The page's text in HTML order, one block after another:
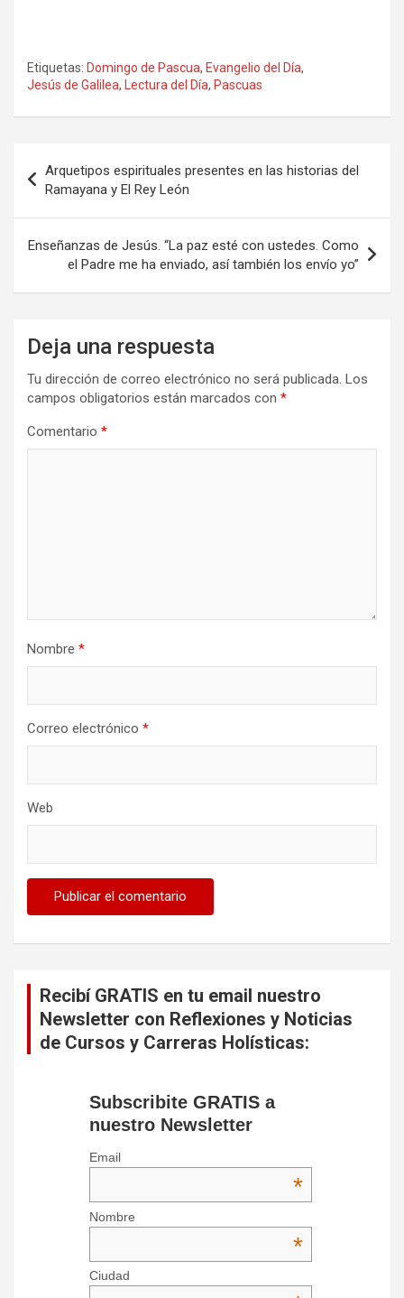
Etiquetas: Domingo de Pascua, Evangelio del Día,
Jesús de Galilea, Lectura del Día, Pascuas
de
entradas
Arquetipos espirituales presentes en las historias del
Ramayana y El Rey León
Enseñanzas de Jesús. “La paz esté con ustedes. Como
el Padre me ha enviado, así también los envío yo”
Deja una respuesta
Tu dirección de correo electrónico no será publicada. Los
campos obligatorios están marcados con *
Comentario *
Nombre *
Correo electrónico *
Web
Recibí GRATIS en tu email nuestro
Newsletter con Reflexiones y Noticias
de Cursos y Carreras Holísticas:
Subscribite GRATIS a
nuestro Newsletter
Email
*
Nombre
*
Ciudad